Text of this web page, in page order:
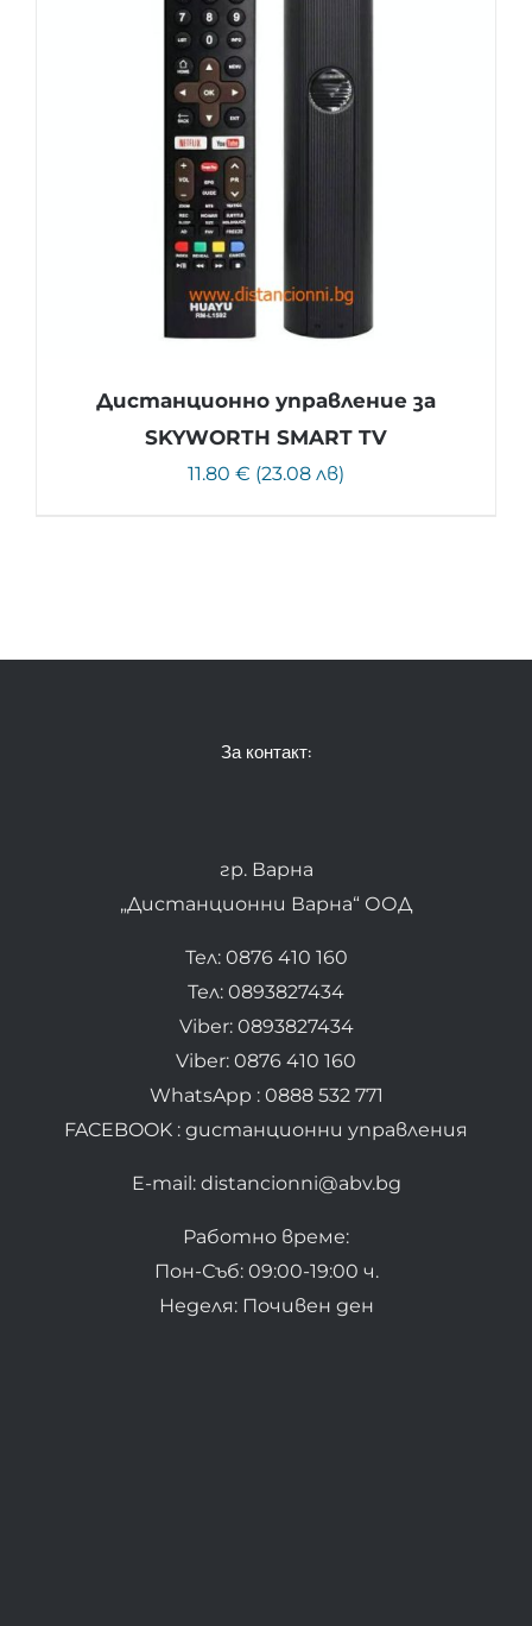
Дистанционно управление за
SKYWORTH SMART TV
11.80 € (23.08 лв)
За контакт:
гр. Варна
„Дистанционни Варна“ ООД
Тел: 0876 410 160
Тел: 0893827434
Viber: 0893827434
Viber: 0876 410 160
WhatsApp : 0888 532 771
FACEBOOK : дистанционни управления
E-mail: distancionni@abv.bg
Работно време:
Пон-Съб: 09:00-19:00 ч.
Неделя: Почивен ден